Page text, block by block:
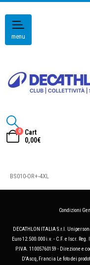
menu
0
Cart
0,00€
BS010-OR+-4XL
Condizioni
DECATHLON ITALIA S.r.l.
Euro 12.500.000 i.v. - C.F. e Iscr.
P.IVA. 11005760159 - Direzione e
D'Ascq, Francia Le foto dei